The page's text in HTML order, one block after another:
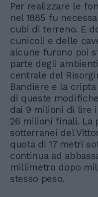
Per realizzare le
nel 1885 fu
cubi di terreno. E
cunicoli e delle
alcune furono poi
parte degli
centrale del
Bandiere e la
di queste
dai 9 milioni di lire
26 milioni finali. La
sotterranei del
quota di 17 metri
continua ad
millimetro dopo
stesso peso.